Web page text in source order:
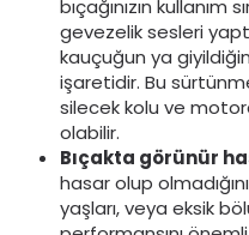
bıçağınızın kullanım
gevezelik sesleri
kauçuğun ya
işaretidir. Bu
silecek kolu ve
olabilir.
Bıçakta görünür
hasar olup
yaşları, veya eksik